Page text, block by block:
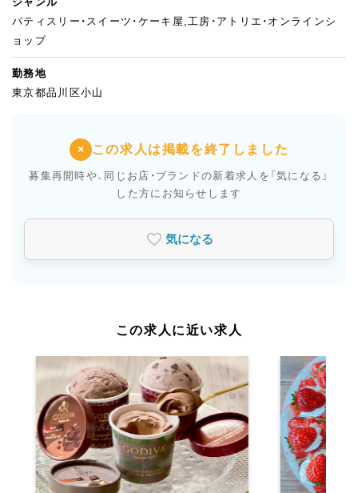
パティスリー・スイーツ・ケーキ屋,工房・アトリエ・オンラインシ
ョップ
勤務地
東京都品川区小山
× この求人は掲載を終了しました
募集再開時や、同じお店・ブランドの新着求人を 「気になる」
した方にお知らせします
気になる
この求人に近い求人